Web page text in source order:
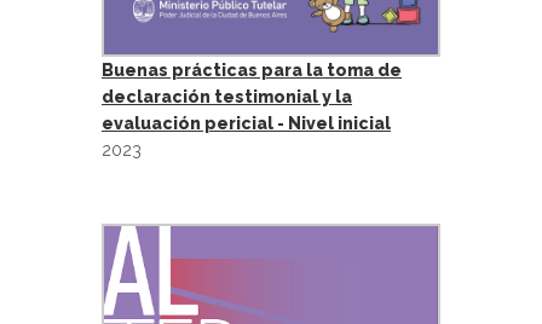
Buenas prácticas para la toma de
declaración testimonial y la
evaluación pericial - Nivel inicial
2023